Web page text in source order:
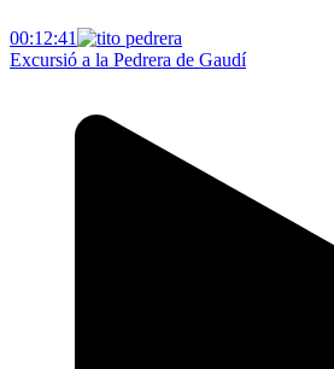
00:12:41
Excursió a la Pedrera de Gaudí